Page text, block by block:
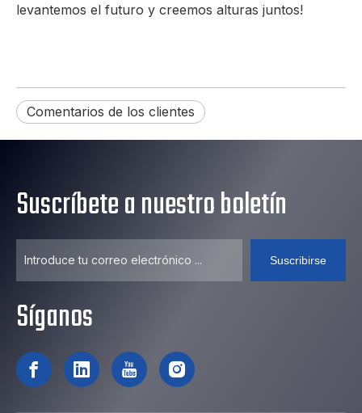
levantemos el futuro y creemos alturas juntos!
Comentarios de los clientes
Suscríbete a nuestro boletín
Suscribirse
Síganos